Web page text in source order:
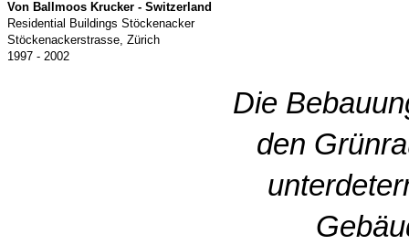
Von Ballmoos Krucker - Switzerland
Residential Buildings Stöckenacker
Stöckenackerstrasse, Zürich
1997 - 2002
Die
den